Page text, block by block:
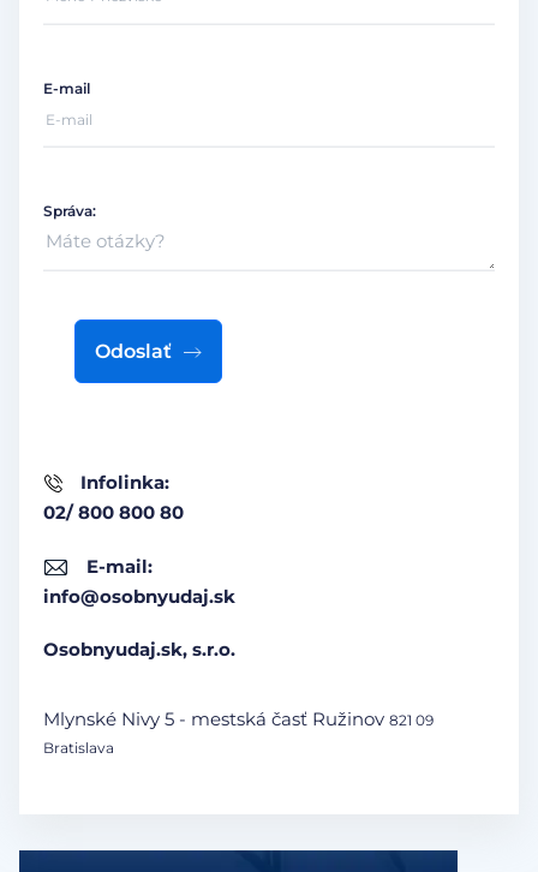
Infolinka:
02/ 800 800 80
E-mail:
info@osobnyudaj.sk
Osobnyudaj.sk, s.r.o.
Mlynské Nivy 5 - mestská časť Ružinov 821 09
Bratislava
E-mail
Správa:
Odoslať